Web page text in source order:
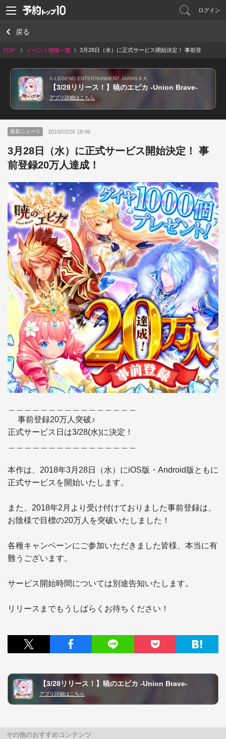
ログイン
戻る
TOP イベント情報一覧
3月28日（水）に正式サービス開始決定！ 事前登
X-LEGEND ENTERTAINMENT JAPAN K.K.
【3/28リリース！】暁のエピカ -Union Brave-
アプリ詳細はこちら
最新ニュース 2018/03/26 18:46
3月28日（水）に正式サービス開始決定！ 事
前登録20万人達成！
事前登録20万人突破♪
正式サービス日は3/28(水)に決定！
本作は、2018年3月28日（水）にiOS版・Android版ともに
正式サービスを開始いたします。
また、2018年2月より受け付けておりました事前登録は、
お陰様で目標の20万人を突破いたしました！
各種キャンペーンにご参加いただきました皆様、本当に有
難うございます。
サービス開始時間については別途告知いたします。
リリースまでもうしばらくお待ちください！
【3/28リリース！】暁のエピカ -Union Brave-
アプリ詳細はこちら
その他のおすすめコンテンツ